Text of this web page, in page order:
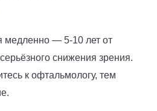
медленно — 5-10 лет от
снижения зрения.
к офтальмологу, тем